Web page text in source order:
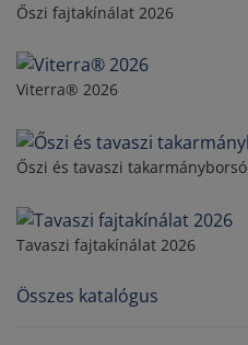
Őszi fajtakínálat 2026
Viterra® 2026
Őszi és tavaszi takarmányborsó
Tavaszi fajtakínálat 2026
Összes katalógus